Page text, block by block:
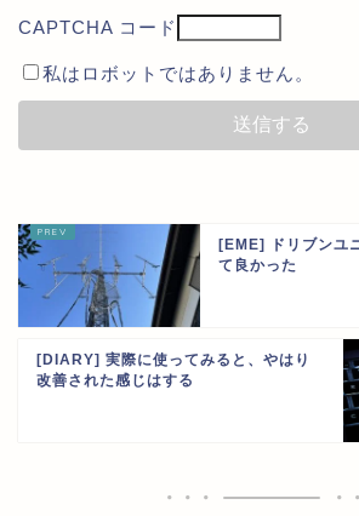
CAPTCHA コード
私はロボットではありません。
[EME] ドリブンユ
て良かった
[DIARY] 実際に使ってみると、やはり
改善された感じはする